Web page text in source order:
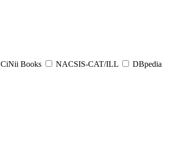
CiNii Books NACSIS-CAT/ILL
DBpedia